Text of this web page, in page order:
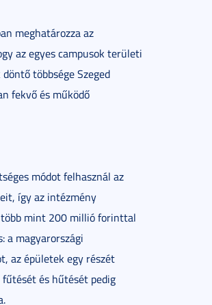
meghatározza az
az egyes campusok területi
többsége Szeged
fekvő és működő
módot felhasznál az
így az intézmény
több mint 200 millió forinttal
a magyarországi
az épületek egy részét
és hűtését pedig